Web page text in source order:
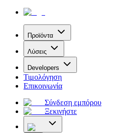
Προϊόντα
Λύσεις
Developers
Τιμολόγηση
Επικοινωνία
Σύνδεση εμπόρου
Ξεκινήστε